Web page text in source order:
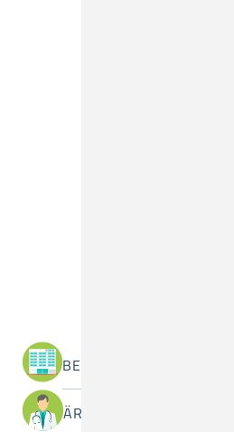
BEREICHE / ABTEILUNGEN
ÄRZTINNEN / ÄRZTE